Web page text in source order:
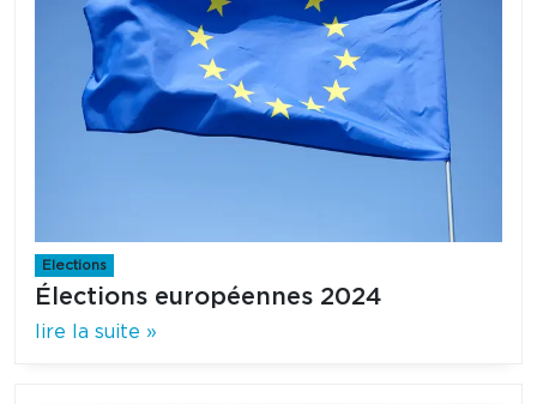
Elections
Élections européennes 2024
lire la suite »